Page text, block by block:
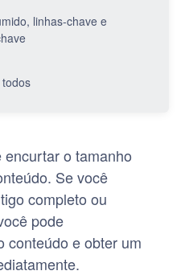
linhas-chave e
o tamanho
Se você
completo ou
pode
conteúdo e obter um